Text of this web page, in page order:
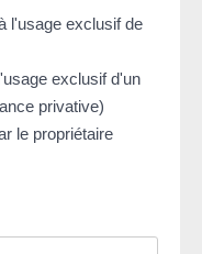
l'usage exclusif de
exclusif d'un
privative)
le propriétaire